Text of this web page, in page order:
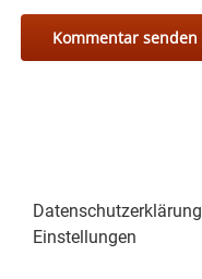
Datenschutzerklärung
Einstellungen